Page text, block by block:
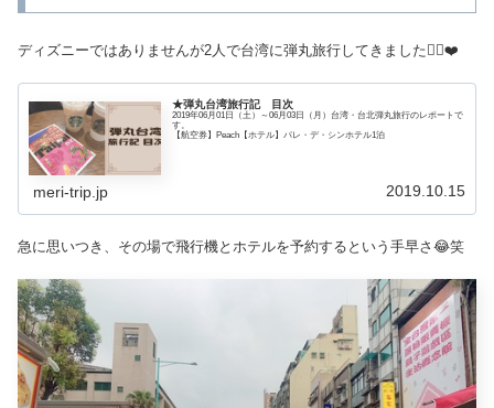
ディズニーではありませんが2人で台湾に弾丸旅行してきました🙆‍♀️❤️
★弾丸台湾旅行記 目次
2019年06月01日（土）～06月03日（月）台湾・台北弾丸旅行のレポートで
す。
【航空券】Peach【ホテル】パレ・デ・シンホテル1泊
meri-trip.jp 2019.10.15
急に思いつき、その場で飛行機とホテルを予約するという手早さ😂笑